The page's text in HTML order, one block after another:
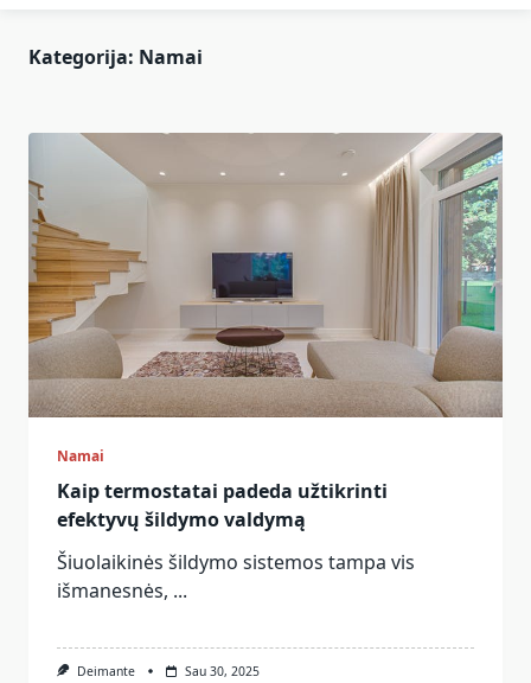
Kategorija: Namai
Namai
Kaip termostatai padeda užtikrinti
efektyvų šildymo valdymą
Šiuolaikinės šildymo sistemos tampa vis
išmanesnės, ...
Deimante Sau 30, 2025